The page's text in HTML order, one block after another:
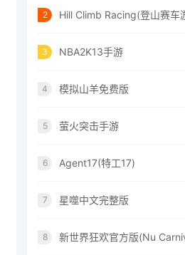
2 Hill Climb Racing(登山赛车
3 NBA2K13手游
4 模拟山羊免费版
5 萤火突击手游
6 Agent17(特工17)
7 星噬中文完整版
8 新世界狂欢官方版(Nu